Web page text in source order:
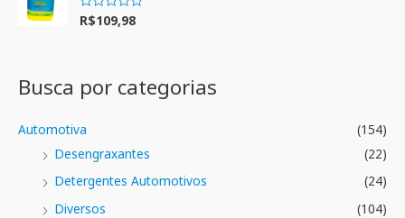
ã
5
A
ç
ã
0
d
5
R$109,98
Busca por categorias
Automotiva
(154)
Desengraxantes
(22)
Detergentes Automotivos
(24)
Diversos
(104)